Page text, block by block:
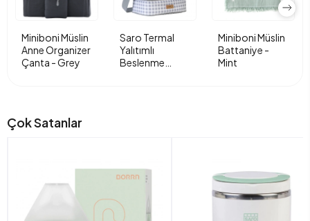
Miniboni Müslin
Anne Organizer
Çanta - Grey
Saro Termal
Yalıtımlı
Beslenme
Miniboni Müslin
Battaniye -
Mint
Çok Satanlar